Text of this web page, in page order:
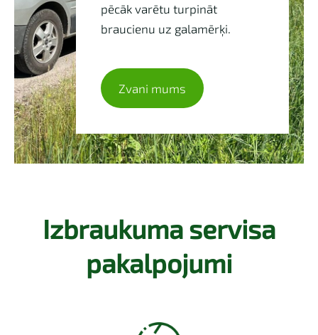
pēcāk varētu turpināt
braucienu uz galamērķi.
​Zvani mums​
Izbraukuma servisa
pakalpojumi